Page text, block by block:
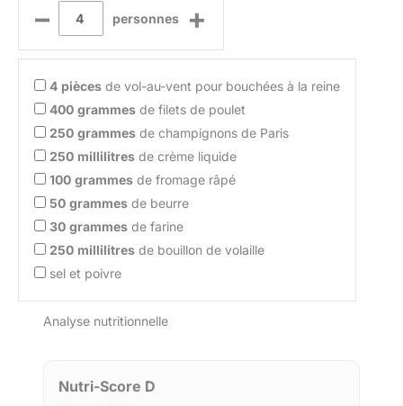
– personnes +
4 pièces de vol-au-vent pour bouchées à la reine
400 grammes de filets de poulet
250 grammes de champignons de Paris
250 millilitres de crème liquide
100 grammes de fromage râpé
50 grammes de beurre
30 grammes de farine
250 millilitres de bouillon de volaille
sel et poivre
Analyse nutritionnelle
Nutri-Score D